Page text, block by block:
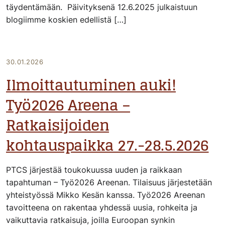
täydentämään. Päivityksenä 12.6.2025 julkaistuun
blogiimme koskien edellistä […]
30.01.2026
Ilmoittautuminen auki!
Työ2026 Areena –
Ratkaisijoiden
kohtauspaikka 27.-28.5.2026
PTCS järjestää toukokuussa uuden ja raikkaan
tapahtuman – Työ2026 Areenan. Tilaisuus järjestetään
yhteistyössä Mikko Kesän kanssa. Työ2026 Areenan
tavoitteena on rakentaa yhdessä uusia, rohkeita ja
vaikuttavia ratkaisuja, joilla Euroopan synkin